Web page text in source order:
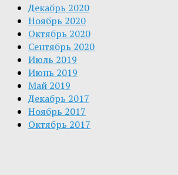
Декабрь 2020
Ноябрь 2020
Октябрь 2020
Сентябрь 2020
Июль 2019
Июнь 2019
Май 2019
Декабрь 2017
Ноябрь 2017
Октябрь 2017